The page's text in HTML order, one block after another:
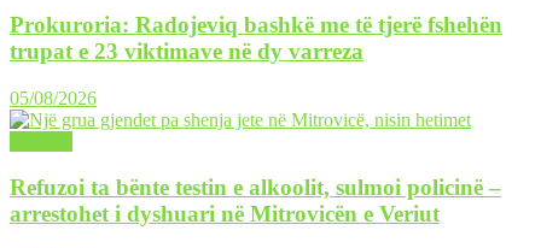
Prokuroria: Radojeviq bashkë me të tjerë fshehën
trupat e 23 viktimave në dy varreza
05/08/2026
Refuzoi ta bënte testin e alkoolit, sulmoi policinë –
arrestohet i dyshuari në Mitrovicën e Veriut